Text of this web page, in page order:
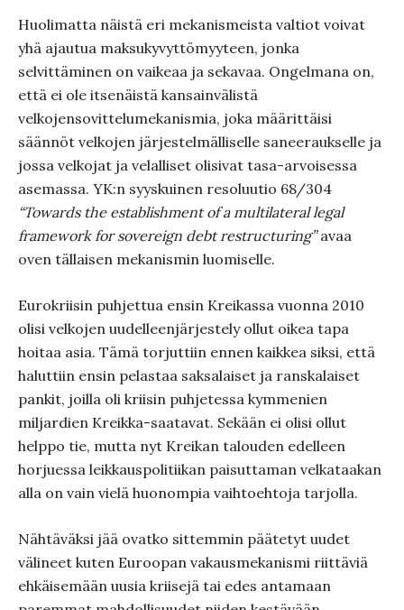
Huolimatta näistä eri mekanismeista valtiot voivat
yhä ajautua maksukyvyttömyyteen, jonka
selvittäminen on vaikeaa ja sekavaa. Ongelmana on,
että ei ole itsenäistä kansainvälistä
velkojensovittelumekanismia, joka määrittäisi
säännöt velkojen järjestelmälliselle saneeraukselle ja
jossa velkojat ja velalliset olisivat tasa-arvoisessa
asemassa. YK:n syyskuinen resoluutio 68/304
“Towards the establishment of a multilateral legal
framework for sovereign debt restructuring”avaa
oven tällaisen mekanismin luomiselle.
Eurokriisin puhjettua ensin Kreikassa vuonna 2010
olisi velkojen uudelleenjärjestely ollut oikea tapa
hoitaa asia. Tämä torjuttiin ennen kaikkea siksi, että
haluttiin ensin pelastaa saksalaiset ja ranskalaiset
pankit, joilla oli kriisin puhjetessa kymmenien
miljardien Kreikka-saatavat. Sekään ei olisi ollut
helppo tie, mutta nyt Kreikan talouden edelleen
horjuessa leikkauspolitiikan paisuttaman velkataakan
alla on vain vielä huonompia vaihtoehtoja tarjolla.
Nähtäväksi jää ovatko sittemmin päätetyt uudet
välineet kuten Euroopan vakausmekanismi riittäviä
ehkäisemään uusia kriisejä tai edes antamaan